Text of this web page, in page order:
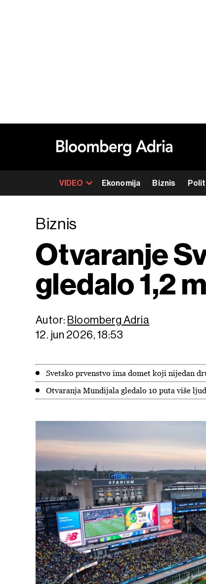
VIDEO Ekonomija Biznis
Biznis
Otvaranje
gledalo 1,2
Autor: Bloomberg Adria
12. jun 2026, 18:53
Svetsko prvenstvo ima domet koji nijedan
Otvaranja Mundijala gledalo 10 puta više